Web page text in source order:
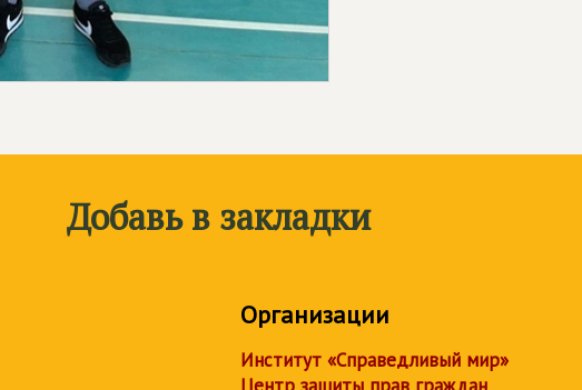
Добавь в закладки
Организации
Институт «Справедливый мир»